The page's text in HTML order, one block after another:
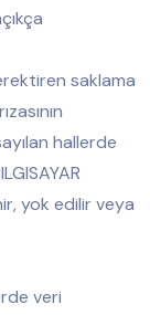
saklama
hallerde
yok edilir veya
veri